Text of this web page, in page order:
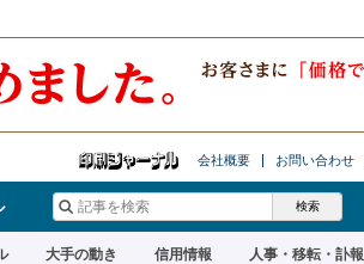
会社概要 お問い合わせ
大手の動き 信用情報 人事・移転・訃報